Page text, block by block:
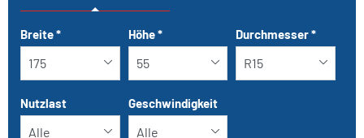
Tab updated: Nach Grösse
Breite* Höhe* Durchmesser*
Nutzlast Geschwindigkeit